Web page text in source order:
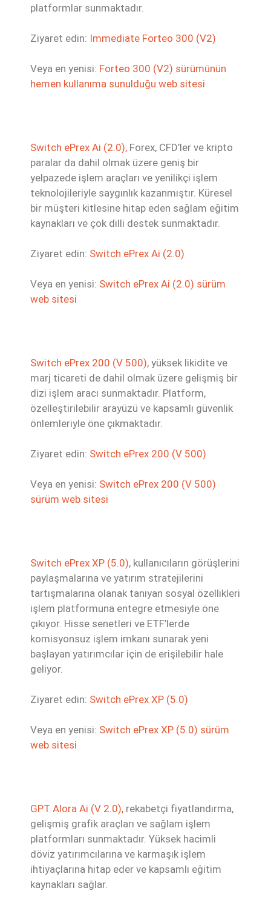
platformlar sunmaktadır.
Ziyaret edin: Immediate Forteo 300 (V2)
Veya en yenisi: Forteo 300 (V2) sürümünün
hemen kullanıma sunulduğu web sitesi
Switch ePrex Ai (2.0), Forex, CFD’ler ve kripto
paralar da dahil olmak üzere geniş bir
yelpazede işlem araçları ve yenilikçi işlem
teknolojileriyle saygınlık kazanmıştır. Küresel
bir müşteri kitlesine hitap eden sağlam eğitim
kaynakları ve çok dilli destek sunmaktadır.
Ziyaret edin: Switch ePrex Ai (2.0)
Veya en yenisi: Switch ePrex Ai (2.0) sürüm
web sitesi
Switch ePrex 200 (V 500), yüksek likidite ve
marj ticareti de dahil olmak üzere gelişmiş bir
dizi işlem aracı sunmaktadır. Platform,
özelleştirilebilir arayüzü ve kapsamlı güvenlik
önlemleriyle öne çıkmaktadır.
Ziyaret edin: Switch ePrex 200 (V 500)
Veya en yenisi: Switch ePrex 200 (V 500)
sürüm web sitesi
Switch ePrex XP (5.0), kullanıcıların görüşlerini
paylaşmalarına ve yatırım stratejilerini
tartışmalarına olanak tanıyan sosyal özellikleri
işlem platformuna entegre etmesiyle öne
çıkıyor. Hisse senetleri ve ETF’lerde
komisyonsuz işlem imkanı sunarak yeni
başlayan yatırımcılar için de erişilebilir hale
geliyor.
Ziyaret edin: Switch ePrex XP (5.0)
Veya en yenisi: Switch ePrex XP (5.0) sürüm
web sitesi
GPT Alora Ai (V 2.0), rekabetçi fiyatlandırma,
gelişmiş grafik araçları ve sağlam işlem
platformları sunmaktadır. Yüksek hacimli
döviz yatırımcılarına ve karmaşık işlem
ihtiyaçlarına hitap eder ve kapsamlı eğitim
kaynakları sağlar.